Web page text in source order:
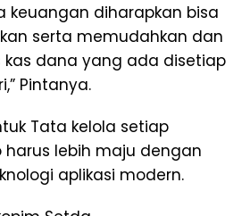
keuangan diharapkan bisa
serta memudahkan dan
kas dana yang ada disetiap
Pintanya.
Tata kelola setiap
harus lebih maju dengan
aplikasi modern.